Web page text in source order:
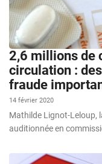
2,6 millions de
circulation :
fraude
14 février 2020
Mathilde Lignot-Leloup,
auditionnée en